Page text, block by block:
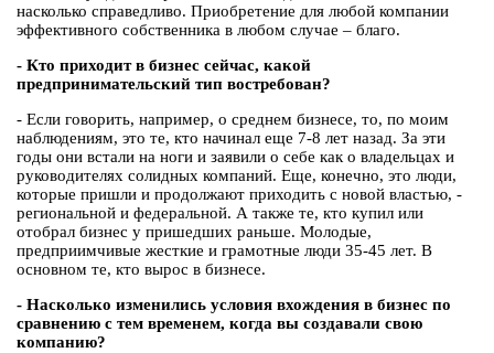
насколько справедливо. Приобретение для любой компании
эффективного собственника в любом случае – благо.
- Кто приходит в бизнес сейчас, какой
предпринимательский тип востребован?
- Если говорить, например, о среднем бизнесе, то, по моим
наблюдениям, это те, кто начинал еще 7-8 лет назад. За эти
годы они встали на ноги и заявили о себе как о владельцах и
руководителях солидных компаний. Еще, конечно, это люди,
которые пришли и продолжают приходить с новой властью, -
региональной и федеральной. А также те, кто купил или
отобрал бизнес у пришедших раньше. Молодые,
предприимчивые жесткие и грамотные люди 35-45 лет. В
основном те, кто вырос в бизнесе.
- Насколько изменились условия вхождения в бизнес по
сравнению с тем временем, когда вы создавали свою
компанию?